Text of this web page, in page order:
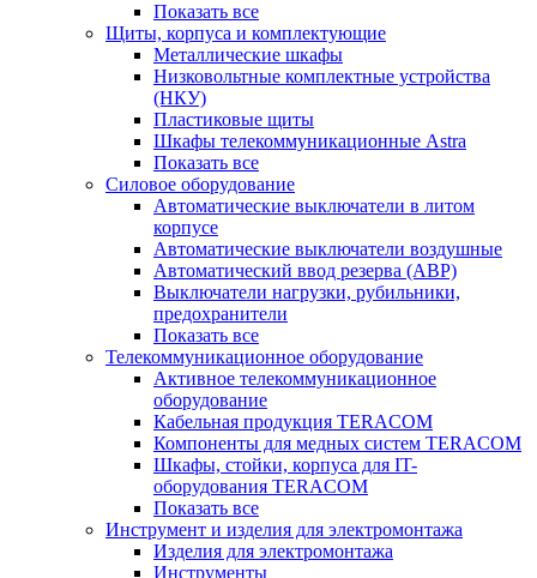
Показать все
Щиты, корпуса и комплектующие
Металлические шкафы
Низковольтные комплектные устройства
(НКУ)
Пластиковые щиты
Шкафы телекоммуникационные Astra
Показать все
Силовое оборудование
Автоматические выключатели в литом
корпусе
Автоматические выключатели воздушные
Автоматический ввод резерва (АВР)
Выключатели нагрузки, рубильники,
предохранители
Показать все
Телекоммуникационное оборудование
Активное телекоммуникационное
оборудование
Кабельная продукция TERACOM
Компоненты для медных систем TERACOM
Шкафы, стойки, корпуса для IT-
оборудования TERACOM
Показать все
Инструмент и изделия для электромонтажа
Изделия для электромонтажа
Инструменты